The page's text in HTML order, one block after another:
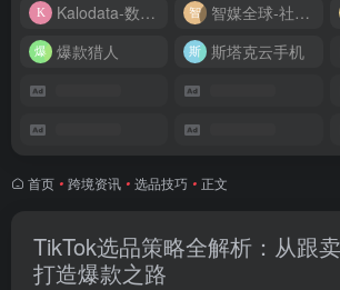
Kalodata-数据分析平台
智媒全球-社媒管理平台
爆款猎人
斯塔克云手机
首页 • 跨境资讯 • 选品技巧 • 正文
TikTok选品策略全解析：从跟
打造爆款之路